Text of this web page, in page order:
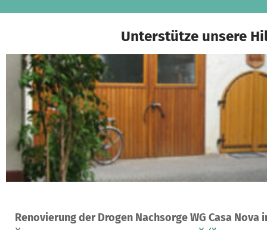
Unterstütze unsere
Renovierung der Drogen Nachsorge WG Casa Nova
Ein Projekt in Osthofen, Deutschland
0 0 %